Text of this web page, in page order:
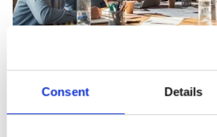
Consent Details
Marketing-Mythen im